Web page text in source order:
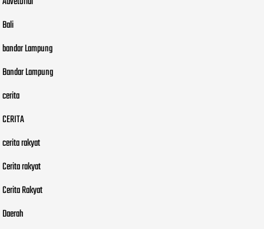
Bali
bandar Lampung
Bandar Lampung
cerita
CERITA
cerita rakyat
Cerita rakyat
Cerita Rakyat
Daerah